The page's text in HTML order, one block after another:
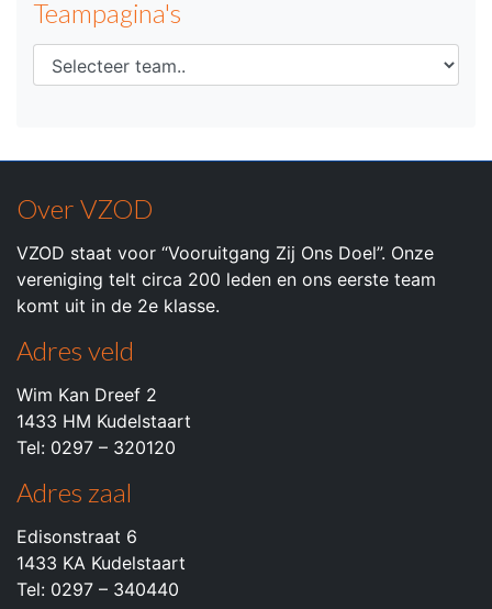
Teampagina's
Over VZOD
VZOD staat voor “Vooruitgang Zij Ons Doel”. Onze
vereniging telt circa 200 leden en ons eerste team
komt uit in de 2e klasse.
Adres veld
Wim Kan Dreef 2
1433 HM Kudelstaart
Tel: 0297 – 320120
Adres zaal
Edisonstraat 6
1433 KA Kudelstaart
Tel: 0297 – 340440